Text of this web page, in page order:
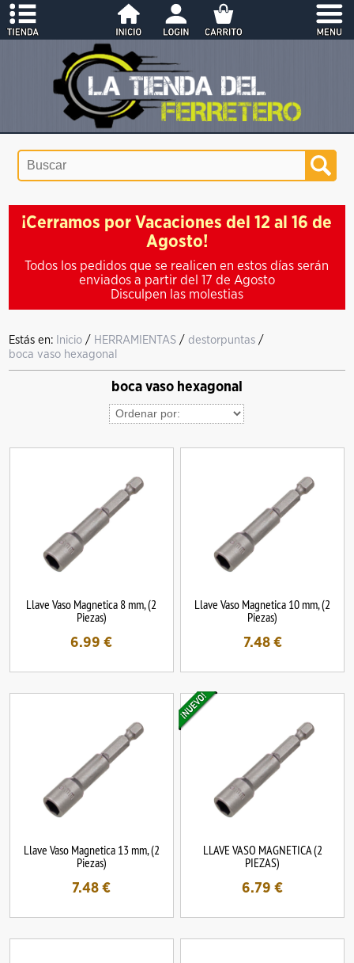
¡Cerramos por Vacaciones del 12 al 16 de
Agosto!
Todos los pedidos que se realicen en estos días serán
enviados a partir del 17 de Agosto
Disculpen las molestias
Estás en: Inicio / HERRAMIENTAS /destorpuntas /
boca vaso hexagonal
boca vaso hexagonal
Llave Vaso Magnetica 8 mm, (2
Piezas)
6.99 €
Llave Vaso Magnetica 10 mm, (2
Piezas)
7.48€
Llave Vaso Magnetica 13 mm, (2
Piezas)
7.48 €
LLAVE VASO MAGNETICA (2
PIEZAS)
6.79 €